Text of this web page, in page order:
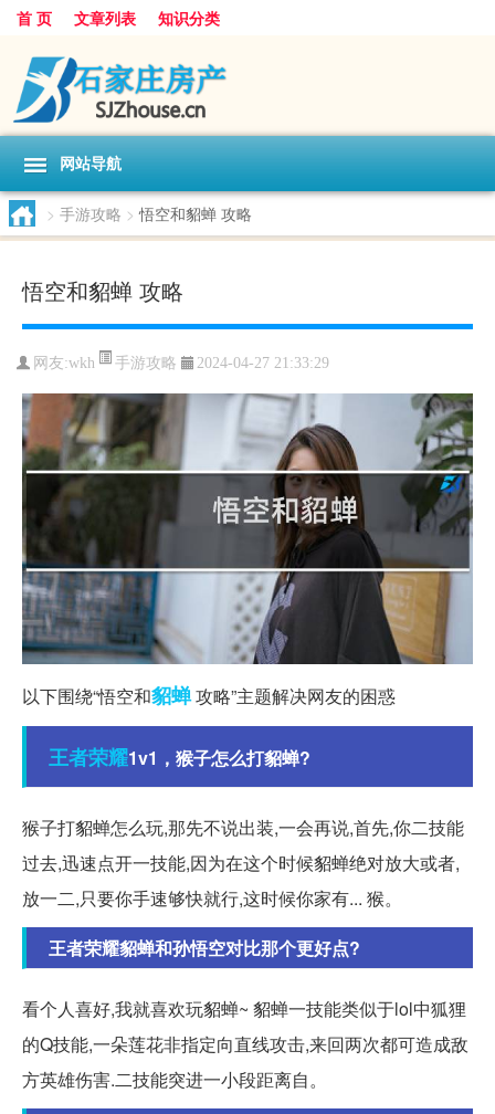
首 页 文章列表 知识分类
网站导航
> 手游攻略 > 悟空和貂蝉 攻略
悟空和貂蝉 攻略
网友:wkh 手游攻略 2024-04-27 21:33:29
以下围绕“悟空和貂蝉攻略”主题解决网友的困惑
王者荣耀1v1，猴子怎么打貂蝉?
猴子打貂蝉怎么玩,那先不说出装,一会再说,首先,你二技能
过去,迅速点开一技能,因为在这个时候貂蝉绝对放大或者,
放一二,只要你手速够快就行,这时候你家有... 猴。
王者荣耀貂蝉和孙悟空对比那个更好点?
看个人喜好,我就喜欢玩貂蝉~ 貂蝉一技能类似于lol中狐狸
的Q技能,一朵莲花非指定向直线攻击,来回两次都可造成敌
方英雄伤害.二技能突进一小段距离自。